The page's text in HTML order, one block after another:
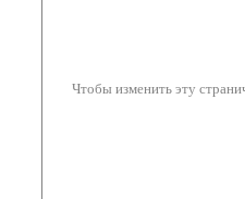
Чтобы изменить эту